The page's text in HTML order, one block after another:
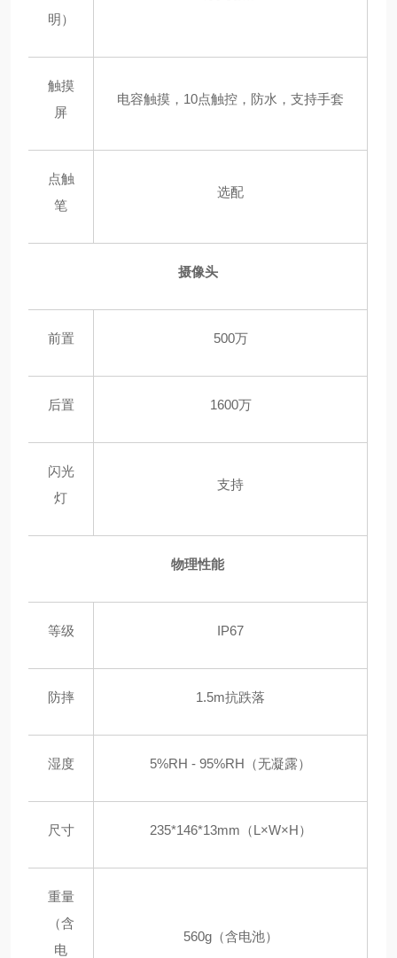
明）
触摸
屏
电容触摸，10点触控，防水，支持手套
点触
笔
选配
摄像头
前置 500万
后置 1600万
闪光
灯
支持
物理性能
等级 IP67
防摔 1.5m抗跌落
湿度 5%RH - 95%RH（无凝露）
尺寸 235*146*13mm（L×W×H）
重量
（含
电
560g（含电池）